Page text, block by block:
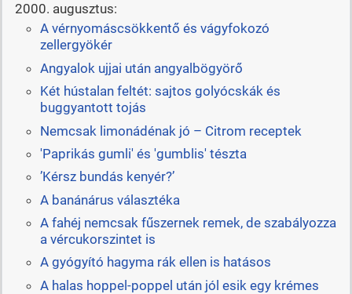
2000. augusztus:
A vérnyomáscsökkentő és vágyfokozó
zellergyökér
Angyalok ujjai után angyalbögyörő
Két hústalan feltét: sajtos golyócskák és
buggyantott tojás
Nemcsak limonádénak jó – Citrom receptek
'Paprikás gumli' és 'gumblis' tészta
’Kérsz bundás kenyér?’
A banánárus választéka
A fahéj nemcsak fűszernek remek, de szabályozza
a vércukorszintet is
A gyógyító hagyma rák ellen is hatásos
A halas hoppel-poppel után jól esik egy krémes